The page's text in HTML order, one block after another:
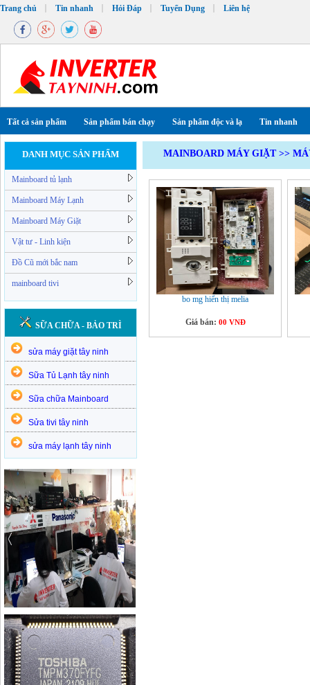
Trang chủ Tin nhanh Hỏi Đáp Tuyển Dụng Liên hệ
Tất cả sản phẩm Sản phẩm bán chạy Sản phẩm độc và lạ Tin nhanh
DANH MỤC SẢN PHẨM
Mainboard tủ lạnh
Mainboard Máy Lạnh
Mainboard Máy Giặt
Vật tư - Linh kiện
Đồ Cũ mới bắc nam
mainboard tivi
SỮA CHỮA - BẢO TRÌ
sửa máy giặt tây ninh
Sữa Tủ Lạnh tây ninh
Sữa chữa Mainboard
Sửa tivi tây ninh
sửa máy lạnh tây ninh
MAINBOARD MÁY GIẶT>>
bo mg hiển thị melia
Giá bán: 00 VNĐ